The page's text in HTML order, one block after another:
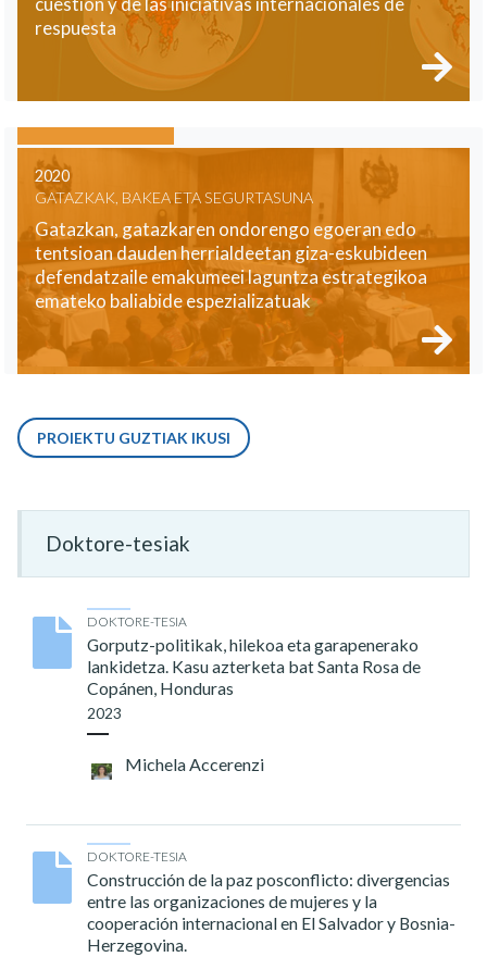
respuesta
2020
GATAZKAK, BAKEA ETA SEGURTASUNA
Gatazkan, gatazkaren ondorengo egoeran edo
tentsioan dauden herrialdeetan giza-eskubideen
defendatzaile emakumeei laguntza estrategikoa
emateko baliabide espezializatuak
PROIEKTU GUZTIAK IKUSI
Doktore-tesiak
DOKTORE-TESIA
Gorputz-politikak, hilekoa eta garapenerako
lankidetza. Kasu azterketa bat Santa Rosa de
Copánen, Honduras
2023
Michela Accerenzi
DOKTORE-TESIA
Construcción de la paz posconflicto: divergencias
entre las organizaciones de mujeres y la
cooperación internacional en El Salvador y Bosnia-
Herzegovina.